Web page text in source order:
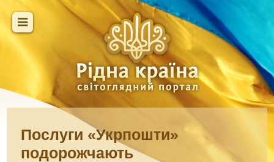
Послуги «Укрпошти»
подорожчають